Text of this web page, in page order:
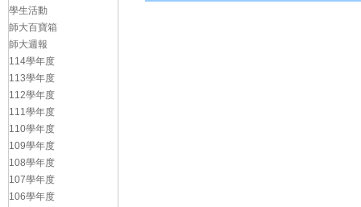
學生活動
師大百寶箱
師大週報
114學年度
113學年度
112學年度
111學年度
110學年度
109學年度
108學年度
107學年度
106學年度